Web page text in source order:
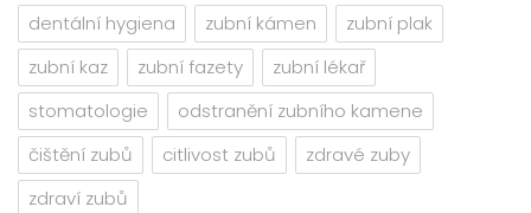
dentální hygiena
zubní kámen
zubní plak
zubní kaz
zubní fazety
zubní lékař
stomatologie
odstranění zubního kamene
čištění zubů
citlivost zubů
zdravé zuby
zdraví zubů